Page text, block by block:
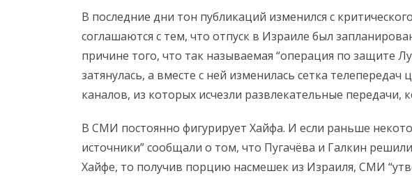
В последние дни тон публикаций изменился с
соглашаются с тем, что отпуск в Израиле был
причине того, что так называемая “операция по защите
затянулась, а вместе с ней изменилась сетка телепередач
каналов, из которых исчезли развлекательные передачи,
В СМИ постоянно фигурирует Хайфа. И если раньше
источники” сообщали о том, что Пугачёва и Галкин
Хайфе, то получив порцию насмешек из Израиля, СМИ